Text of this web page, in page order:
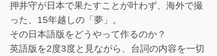
押井守が日本で果たすことが叶わず、海外で撮
った、15年越しの「夢」。
その日本語版をどうやって作るのか？
英語版を2度3度と見ながら、台詞の内容を一切